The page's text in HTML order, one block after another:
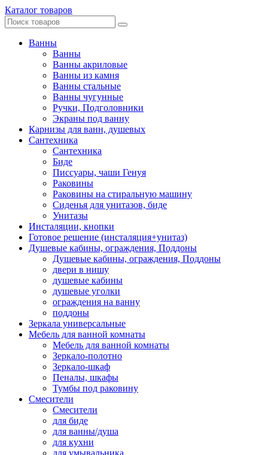
Каталог товаров
Ванны
Ванны
Ванны акриловые
Ванны из камня
Ванны стальные
Ванны чугунные
Ручки, Подголовники
Экраны под ванну
Карнизы для ванн, душевых
Сантехника
Сантехника
Биде
Писсуары, чаши Генуя
Раковины
Раковины на стиральную машину
Сиденья для унитазов, биде
Унитазы
Инсталяции, кнопки
Готовое решение (инсталяция+унитаз)
Душевые кабины, ограждения, Поддоны
Душевые кабины, ограждения, Поддоны
двери в нишу
душевые кабины
душевые уголки
ограждения на ванну
поддоны
Зеркала универсальные
Мебель для ванной комнаты
Мебель для ванной комнаты
Зеркало-полотно
Зеркало-шкаф
Пеналы, шкафы
Тумбы под раковину
Смесители
Смесители
для биде
для ванны/душа
для кухни
для умывальника